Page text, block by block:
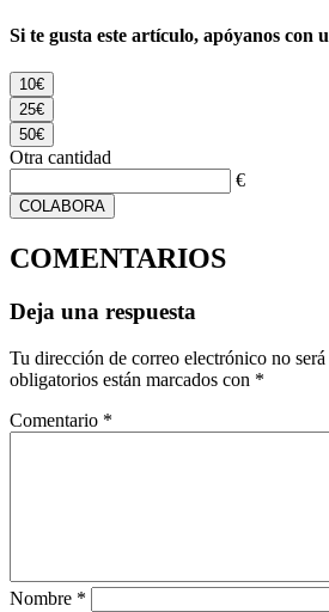
Si te gusta este artículo, apóyanos con
10€
25€
50€
Otra cantidad
€
COLABORA
COMENTARIOS
Deja una respuesta
Tu dirección de correo electrónico no
obligatorios están marcados con *
Comentario *
Nombre *